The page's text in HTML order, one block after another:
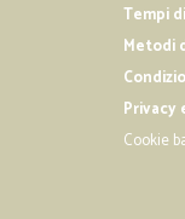
Tempi
Metodi
Privacy
Cookie